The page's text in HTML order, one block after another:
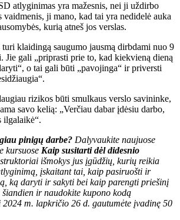
atlyginimas yra mažesnis, nei ji uždirbo
vaidmenis, ji mano, kad tai yra nedidelė auka
kurią atneš jos verslas.
turi klaidingą saugumo jausmą dirbdami nuo 9
Jie gali „priprasti prie to, kad kiekvieną dieną
o tai gali būti „pavojinga“ ir priversti
rizikos būti smulkaus verslo savininke,
savo kelią: „Verčiau dabar įdėsiu darbo,
ilgalaikė“.
pinigų darbe? Dalyvaukite naujuose
kursuose Kaip susitarti dėl didesnio
išmokys jus įgūdžių, kurių reikia
įskaitant tai, kaip pasiruošti ir
ką daryti ir sakyti bei kaip parengti priešinį
ir naudokite kupono kodą
m. lapkričio 26 d. gautumėte įvadinę 50